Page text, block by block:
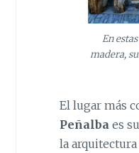
En
madera,
El lugar más
Peñalbaes
la